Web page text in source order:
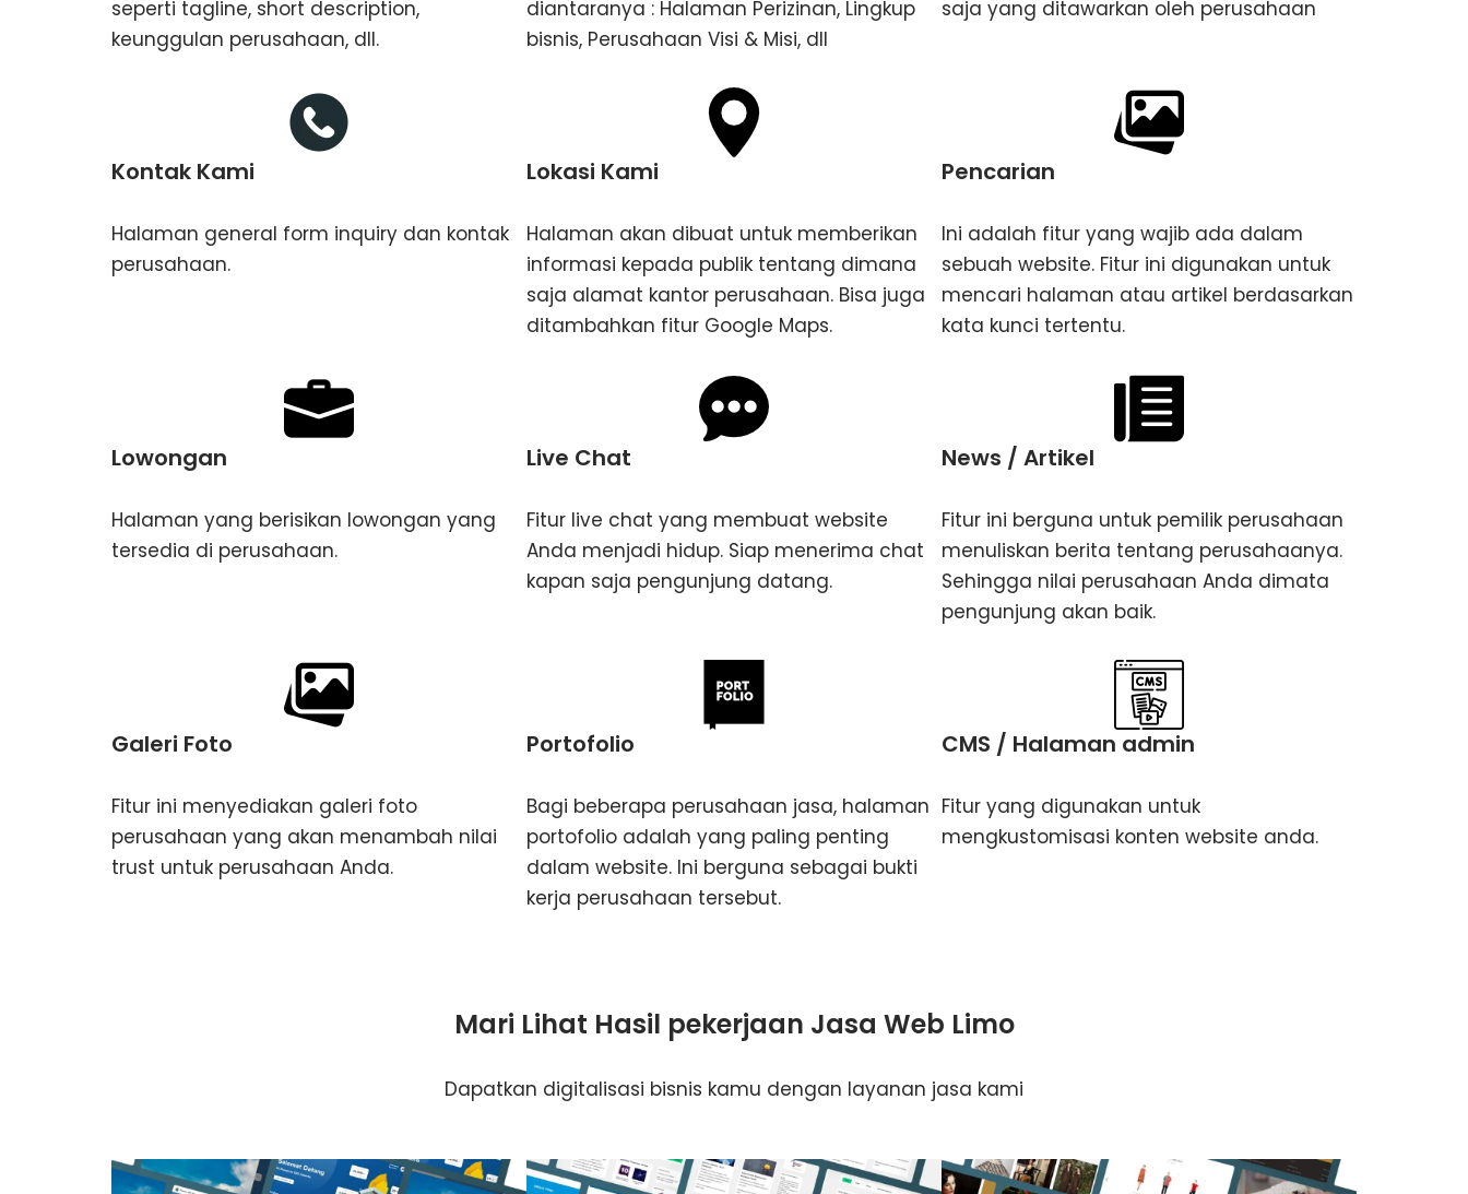
seperti tagline, ​short description,
keunggulan perusahaan, dll.
diantaranya : Halaman Perizinan, Lingkup
bisnis, Perusahaan Visi & Misi, dll
saja yang ditawarkan oleh perusahaan
Kontak Kami
Halaman general form inquiry dan kontak
perusahaan.
Lokasi Kami
Halaman akan dibuat untuk memberikan
informasi kepada publik tentang dimana
saja alamat kantor perusahaan. Bisa juga
ditambahkan fitur Google Maps.
Pencarian
Ini adalah fitur yang wajib ada dalam
sebuah website. Fitur ini digunakan untuk
mencari halaman atau artikel berdasarkan
kata kunci tertentu.
Lowongan
Halaman yang berisikan lowongan yang
tersedia di perusahaan.
Live Chat
Fitur live chat yang membuat website
Anda menjadi hidup. Siap menerima chat
kapan saja pengunjung datang.
News / Artikel
Fitur ini berguna untuk pemilik perusahaan
menuliskan berita tentang perusahaanya.
Sehingga nilai perusahaan Anda dimata
pengunjung akan baik.
Galeri Foto
Fitur ini menyediakan galeri foto
perusahaan yang akan menambah nilai
trust untuk perusahaan Anda.
Portofolio
Bagi beberapa perusahaan jasa, halaman
portofolio adalah yang paling penting
dalam website. Ini berguna sebagai bukti
kerja perusahaan tersebut.
CMS / Halaman admin
Fitur yang digunakan untuk
mengkustomisasi konten website anda.
Mari Lihat Hasil pekerjaan Jasa Web Limo
Dapatkan digitalisasi bisnis kamu dengan layanan jasa kami